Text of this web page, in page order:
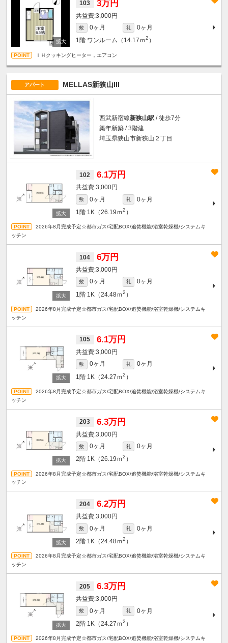
103 3万円
3,000円
敷 0ヶ月 礼
0ヶ月
1階 ワンルーム（14.17ｍ2 ）
ＩＨクッキングヒーター，エアコン
アパート MELLAS新狭山III
西武新宿線新狭山駅 / 徒歩7分
築年新築 / 3階建
埼玉県狭山市新狭山２丁目
102 6.1万円
3,000円
敷 0ヶ月 礼
0ヶ月
1階 1K（26.19ｍ2 ）
2026年8月完成予定☆都市ガス/宅配BOX/追焚機能/浴室乾燥機/システムキ
ッチン
104 6万円
3,000円
敷 0ヶ月 礼
0ヶ月
1階 1K（24.48ｍ2 ）
2026年8月完成予定☆都市ガス/宅配BOX/追焚機能/浴室乾燥機/システムキ
ッチン
105 6.1万円
3,000円
敷 0ヶ月 礼
0ヶ月
1階 1K（24.27ｍ2 ）
2026年8月完成予定☆都市ガス/宅配BOX/追焚機能/浴室乾燥機/システムキ
ッチン
203 6.3万円
3,000円
敷 0ヶ月 礼
0ヶ月
2階 1K（26.19ｍ2 ）
2026年8月完成予定☆都市ガス/宅配BOX/追焚機能/浴室乾燥機/システムキ
ッチン
204 6.2万円
3,000円
敷 0ヶ月 礼
0ヶ月
2階 1K（24.48ｍ2 ）
2026年8月完成予定☆都市ガス/宅配BOX/追焚機能/浴室乾燥機/システムキ
ッチン
205 6.3万円
3,000円
敷 0ヶ月 礼
0ヶ月
2階 1K（24.27ｍ2 ）
2026年8月完成予定☆都市ガス/宅配BOX/追焚機能/浴室乾燥機/システムキ